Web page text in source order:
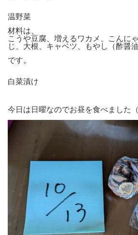
温野菜
材料は、
こうや豆腐、増えるワカメ、こんに
じ、大根、キャベツ、もやし（酢醤油
です。
白菜漬け
今日は日曜なのでお昼を食べました